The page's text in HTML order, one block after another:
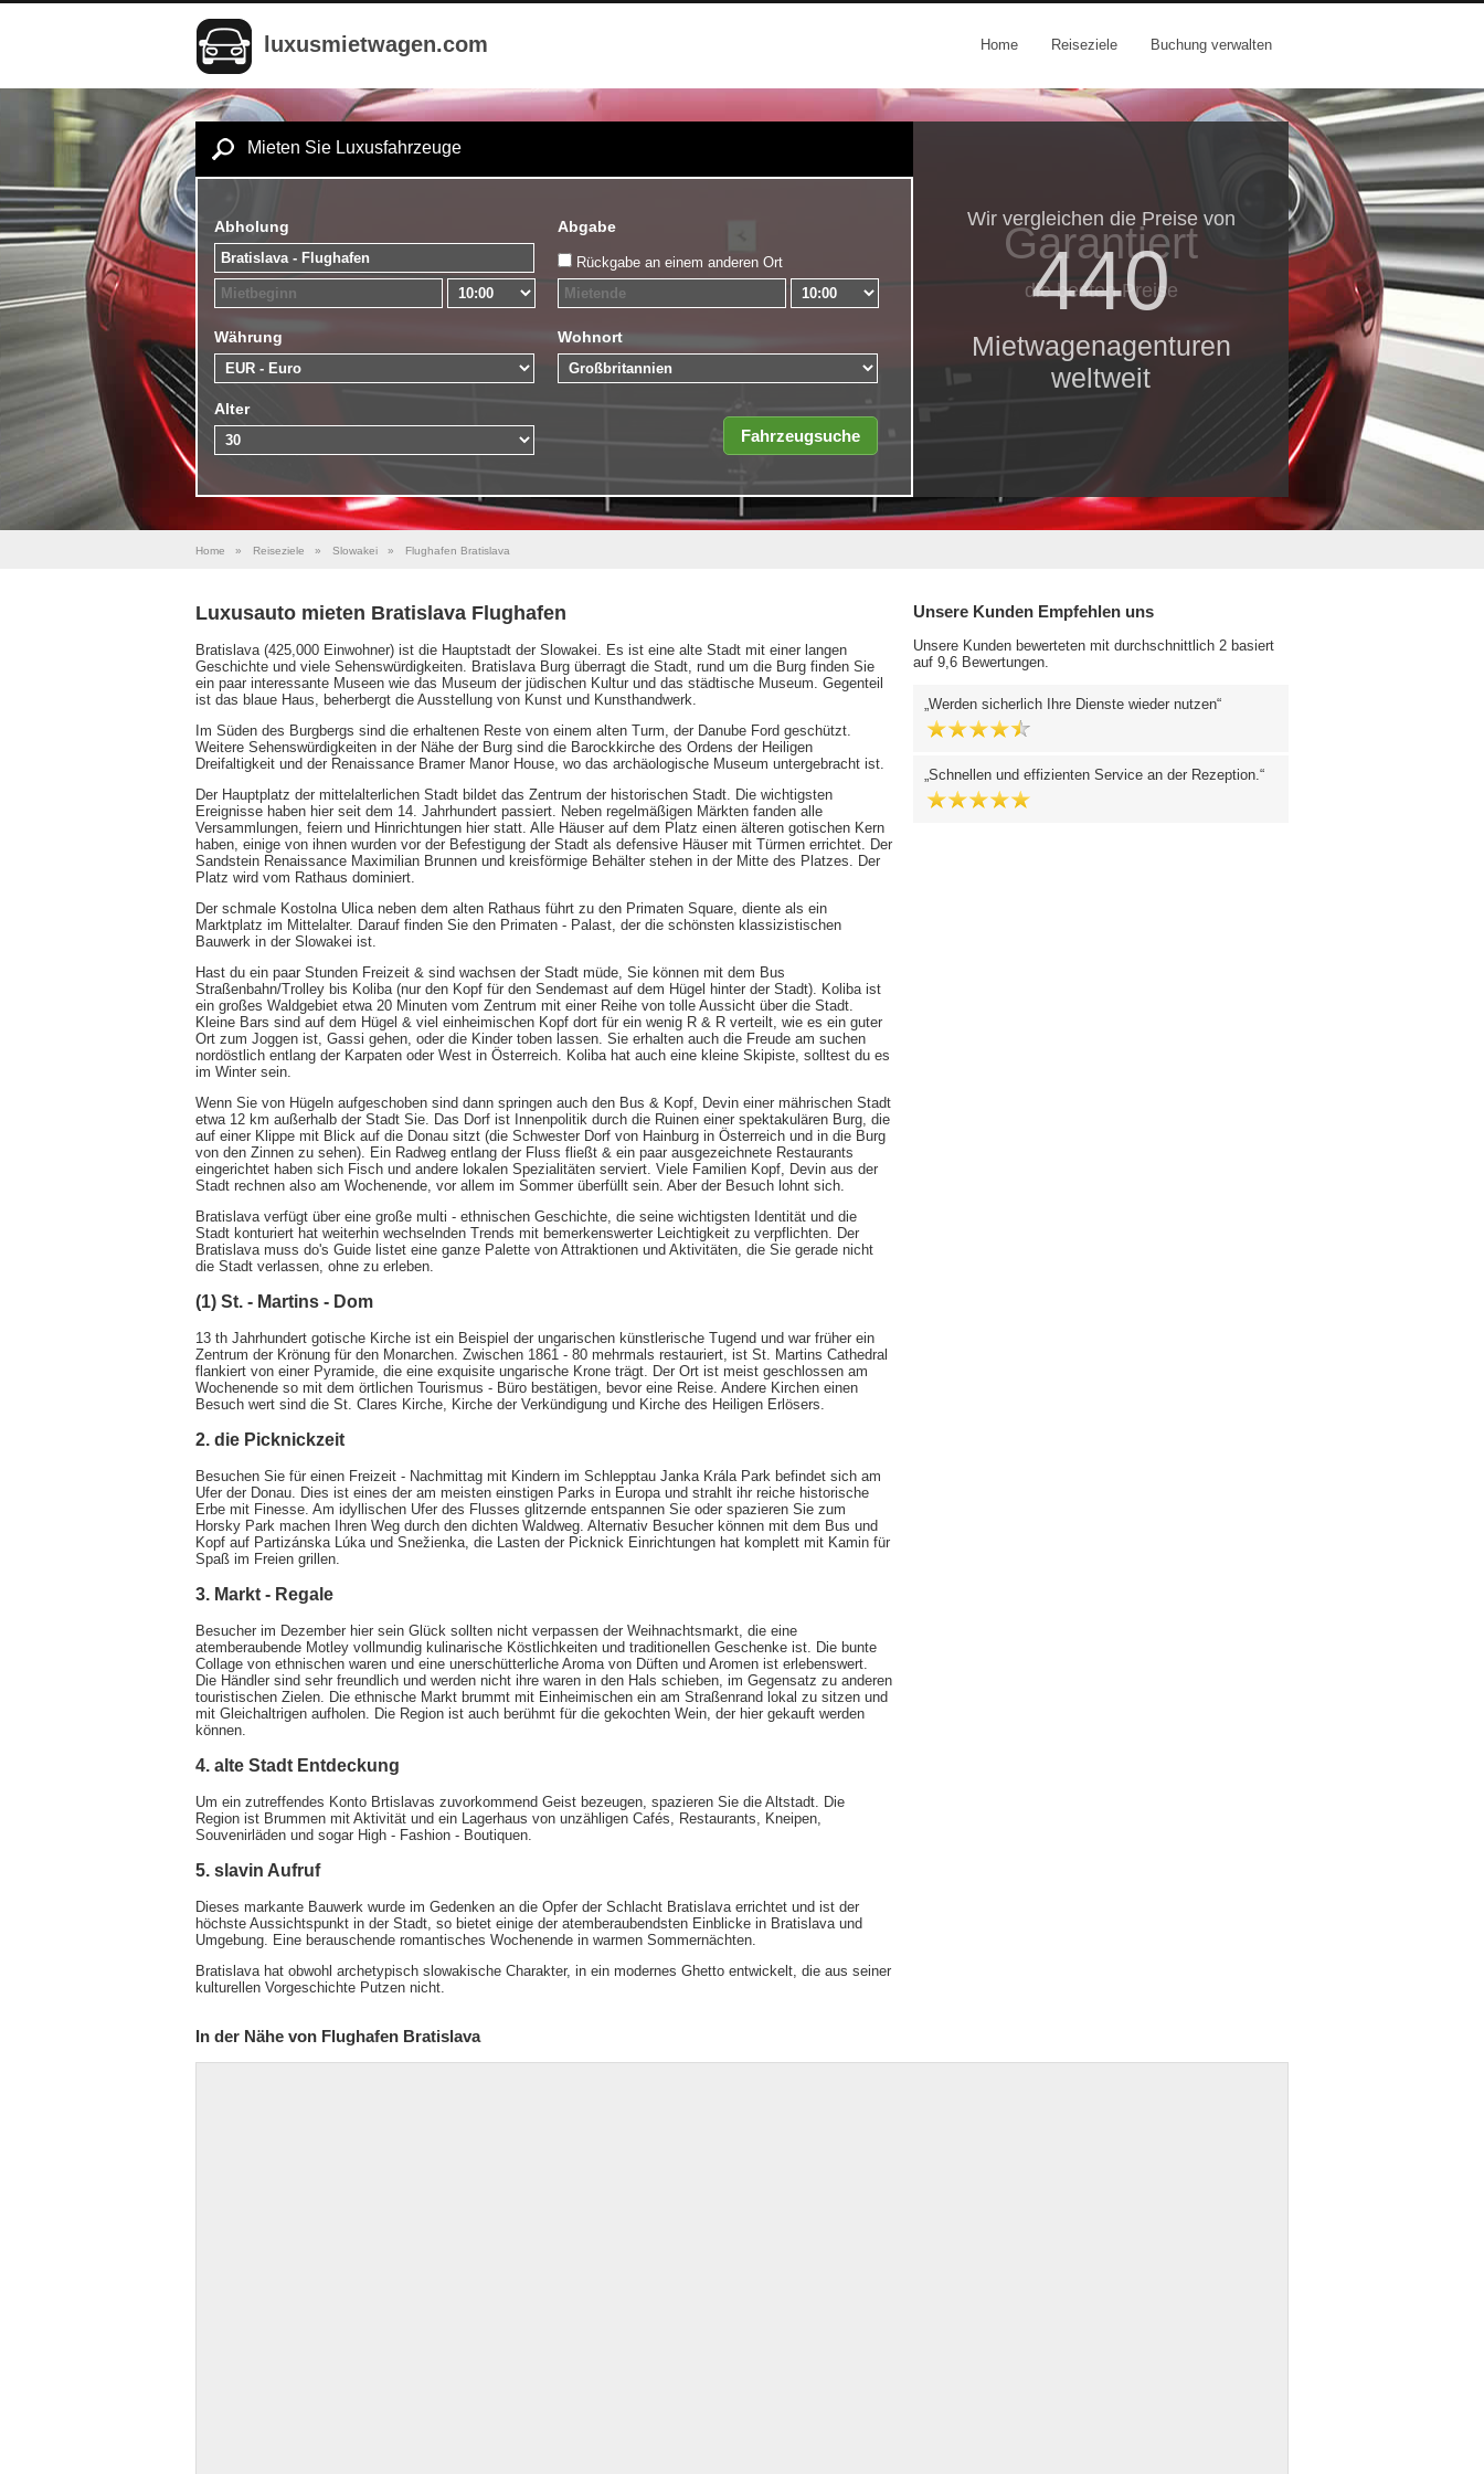
luxusmietwagen.com Home Reiseziele Buchung verwalten
Mieten Sie Luxusfahrzeuge
Abholung Abgabe
Rückgabe an einem anderen Ort
Währung Wohnort
Alter
Wir vergleichen die Preise von
440
Mietwagenagenturen
weltweit
Garantiert
die besten Preise
Home » Reiseziele » Slowakei » Flughafen Bratislava
Luxusauto mieten Bratislava Flughafen
Bratislava (425,000 Einwohner) ist die Hauptstadt der Slowakei. Es ist eine alte Stadt mit einer langen
Geschichte und viele Sehenswürdigkeiten. Bratislava Burg überragt die Stadt, rund um die Burg finden Sie
ein paar interessante Museen wie das Museum der jüdischen Kultur und das städtische Museum. Gegenteil
ist das blaue Haus, beherbergt die Ausstellung von Kunst und Kunsthandwerk.
Im Süden des Burgbergs sind die erhaltenen Reste von einem alten Turm, der Danube Ford geschützt.
Weitere Sehenswürdigkeiten in der Nähe der Burg sind die Barockkirche des Ordens der Heiligen
Dreifaltigkeit und der Renaissance Bramer Manor House, wo das archäologische Museum untergebracht ist.
Der Hauptplatz der mittelalterlichen Stadt bildet das Zentrum der historischen Stadt. Die wichtigsten
Ereignisse haben hier seit dem 14. Jahrhundert passiert. Neben regelmäßigen Märkten fanden alle
Versammlungen, feiern und Hinrichtungen hier statt. Alle Häuser auf dem Platz einen älteren gotischen Kern
haben, einige von ihnen wurden vor der Befestigung der Stadt als defensive Häuser mit Türmen errichtet. Der
Sandstein Renaissance Maximilian Brunnen und kreisförmige Behälter stehen in der Mitte des Platzes. Der
Platz wird vom Rathaus dominiert.
Der schmale Kostolna Ulica neben dem alten Rathaus führt zu den Primaten Square, diente als ein
Marktplatz im Mittelalter. Darauf finden Sie den Primaten - Palast, der die schönsten klassizistischen
Bauwerk in der Slowakei ist.
Hast du ein paar Stunden Freizeit & sind wachsen der Stadt müde, Sie können mit dem Bus
Straßenbahn/Trolley bis Koliba (nur den Kopf für den Sendemast auf dem Hügel hinter der Stadt). Koliba ist
ein großes Waldgebiet etwa 20 Minuten vom Zentrum mit einer Reihe von tolle Aussicht über die Stadt.
Kleine Bars sind auf dem Hügel & viel einheimischen Kopf dort für ein wenig R & R verteilt, wie es ein guter
Ort zum Joggen ist, Gassi gehen, oder die Kinder toben lassen. Sie erhalten auch die Freude am suchen
nordöstlich entlang der Karpaten oder West in Österreich. Koliba hat auch eine kleine Skipiste, solltest du es
im Winter sein.
Wenn Sie von Hügeln aufgeschoben sind dann springen auch den Bus & Kopf, Devin einer mährischen Stadt
etwa 12 km außerhalb der Stadt Sie. Das Dorf ist Innenpolitik durch die Ruinen einer spektakulären Burg, die
auf einer Klippe mit Blick auf die Donau sitzt (die Schwester Dorf von Hainburg in Österreich und in die Burg
von den Zinnen zu sehen). Ein Radweg entlang der Fluss fließt & ein paar ausgezeichnete Restaurants
eingerichtet haben sich Fisch und andere lokalen Spezialitäten serviert. Viele Familien Kopf, Devin aus der
Stadt rechnen also am Wochenende, vor allem im Sommer überfüllt sein. Aber der Besuch lohnt sich.
Bratislava verfügt über eine große multi - ethnischen Geschichte, die seine wichtigsten Identität und die
Stadt konturiert hat weiterhin wechselnden Trends mit bemerkenswerter Leichtigkeit zu verpflichten. Der
Bratislava muss do's Guide listet eine ganze Palette von Attraktionen und Aktivitäten, die Sie gerade nicht
die Stadt verlassen, ohne zu erleben.
(1) St. - Martins - Dom
13 th Jahrhundert gotische Kirche ist ein Beispiel der ungarischen künstlerische Tugend und war früher ein
Zentrum der Krönung für den Monarchen. Zwischen 1861 - 80 mehrmals restauriert, ist St. Martins Cathedral
flankiert von einer Pyramide, die eine exquisite ungarische Krone trägt. Der Ort ist meist geschlossen am
Wochenende so mit dem örtlichen Tourismus - Büro bestätigen, bevor eine Reise. Andere Kirchen einen
Besuch wert sind die St. Clares Kirche, Kirche der Verkündigung und Kirche des Heiligen Erlösers.
2. die Picknickzeit
Besuchen Sie für einen Freizeit - Nachmittag mit Kindern im Schlepptau Janka Krála Park befindet sich am
Ufer der Donau. Dies ist eines der am meisten einstigen Parks in Europa und strahlt ihr reiche historische
Erbe mit Finesse. Am idyllischen Ufer des Flusses glitzernde entspannen Sie oder spazieren Sie zum
Horsky Park machen Ihren Weg durch den dichten Waldweg. Alternativ Besucher können mit dem Bus und
Kopf auf Partizánska Lúka und Snežienka, die Lasten der Picknick Einrichtungen hat komplett mit Kamin für
Spaß im Freien grillen.
3. Markt - Regale
Besucher im Dezember hier sein Glück sollten nicht verpassen der Weihnachtsmarkt, die eine
atemberaubende Motley vollmundig kulinarische Köstlichkeiten und traditionellen Geschenke ist. Die bunte
Collage von ethnischen waren und eine unerschütterliche Aroma von Düften und Aromen ist erlebenswert.
Die Händler sind sehr freundlich und werden nicht ihre waren in den Hals schieben, im Gegensatz zu anderen
touristischen Zielen. Die ethnische Markt brummt mit Einheimischen ein am Straßenrand lokal zu sitzen und
mit Gleichaltrigen aufholen. Die Region ist auch berühmt für die gekochten Wein, der hier gekauft werden
können.
4. alte Stadt Entdeckung
Um ein zutreffendes Konto Brtislavas zuvorkommend Geist bezeugen, spazieren Sie die Altstadt. Die
Region ist Brummen mit Aktivität und ein Lagerhaus von unzähligen Cafés, Restaurants, Kneipen,
Souvenirläden und sogar High - Fashion - Boutiquen.
5. slavin Aufruf
Dieses markante Bauwerk wurde im Gedenken an die Opfer der Schlacht Bratislava errichtet und ist der
höchste Aussichtspunkt in der Stadt, so bietet einige der atemberaubendsten Einblicke in Bratislava und
Umgebung. Eine berauschende romantisches Wochenende in warmen Sommernächten.
Bratislava hat obwohl archetypisch slowakische Charakter, in ein modernes Ghetto entwickelt, die aus seiner
kulturellen Vorgeschichte Putzen nicht.
Unsere Kunden Empfehlen uns
Unsere Kunden bewerteten mit durchschnittlich 2 basiert
auf 9,6 Bewertungen.
Werden sicherlich Ihre Dienste wieder nutzen
Schnellen und effizienten Service an der Rezeption.
In der Nähe von Flughafen Bratislava